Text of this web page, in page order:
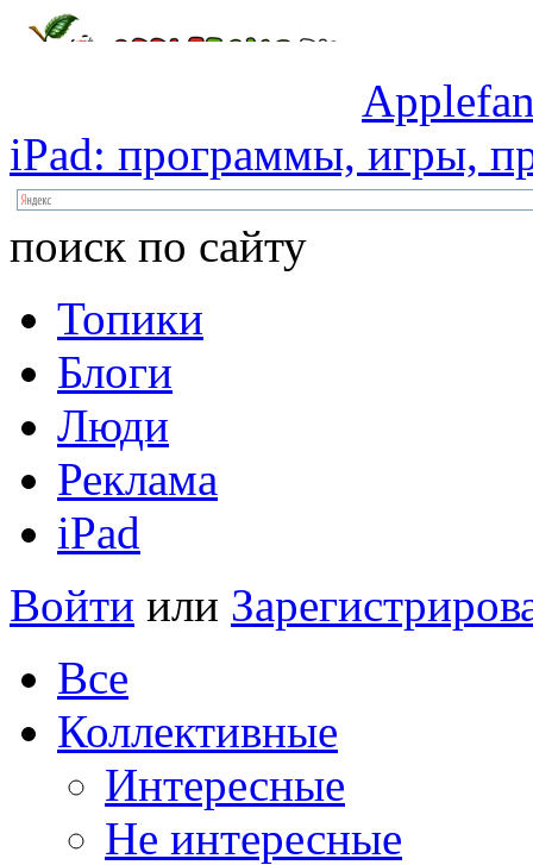
iPad: программы, игры,
поиск по сайту
Топики
Блоги
Люди
Реклама
iPad
Войти или
Все
Коллективные
Интересные
Не интересные